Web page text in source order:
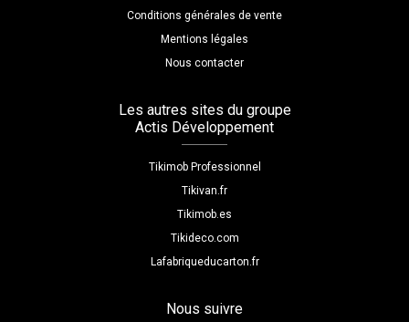
Conditions générales de vente
Mentions légales
Nous contacter
Les autres sites du groupe
Actis Développement
Tikimob Professionnel
Tikivan.fr
Tikimob.es
Tikideco.com
Lafabriqueducarton.fr
Nous suivre